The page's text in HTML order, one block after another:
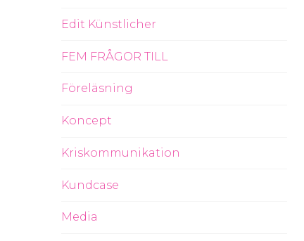
Edit Künstlicher
FEM FRÅGOR TILL
Föreläsning
Koncept
Kriskommunikation
Kundcase
Media